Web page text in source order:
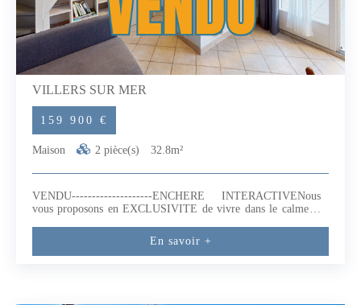
VILLERS SUR MER
159 900 €
Maison 2 pièce(s) 32.8m²
VENDU--------------------ENCHERE INTERACTIVENous
vous proposons en EXCLUSIVITE de vivre dans le calme et
sein d'une résidence à taille humaine et bien entretenue.Venez
découvrir ce cottage 2 pièces idéalement situé sur la commune
En savoir +